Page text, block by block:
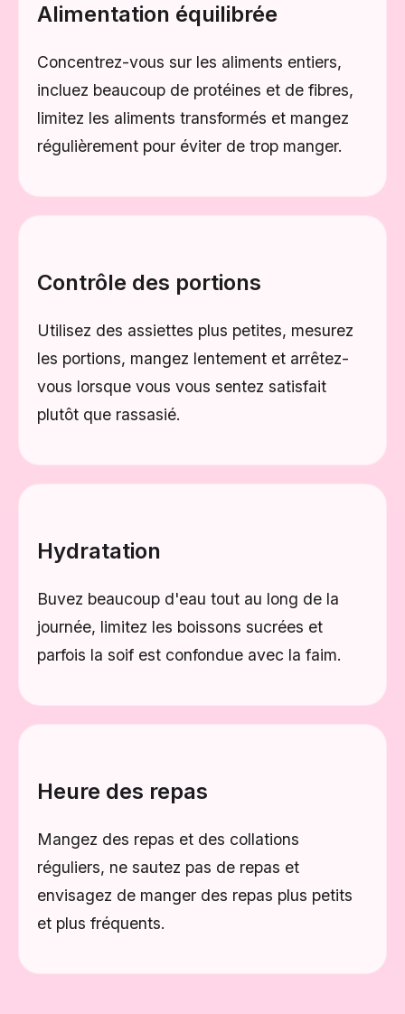
Alimentation équilibrée
Concentrez-vous sur les aliments entiers,
incluez beaucoup de protéines et de fibres,
limitez les aliments transformés et mangez
régulièrement pour éviter de trop manger.
Contrôle des portions
Utilisez des assiettes plus petites, mesurez
les portions, mangez lentement et arrêtez-
vous lorsque vous vous sentez satisfait
plutôt que rassasié.
Hydratation
Buvez beaucoup d'eau tout au long de la
journée, limitez les boissons sucrées et
parfois la soif est confondue avec la faim.
Heure des repas
Mangez des repas et des collations
réguliers, ne sautez pas de repas et
envisagez de manger des repas plus petits
et plus fréquents.